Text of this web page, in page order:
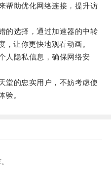
助优化网络连接，提升访
选择，通过加速器的中转
，让你更快地观看动画。
隐私信息，确保网络安
的忠实用户，不妨考虑使
验。